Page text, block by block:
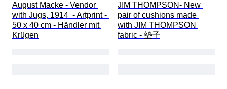
August Macke - Vendor
with Jugs, 1914  - Artprint -
50 x 40 cm - Händler mit
Krügen
JIM THOMPSON- New
pair of cushions made
with JIM THOMPSON
fabric - 墊子